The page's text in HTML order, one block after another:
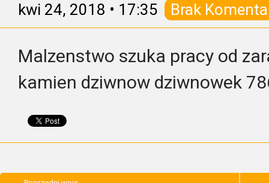
kwi 24, 2018 • 17:35 Brak
Malzenstwo szuka pracy od
kamien dziwnow dziwnowek